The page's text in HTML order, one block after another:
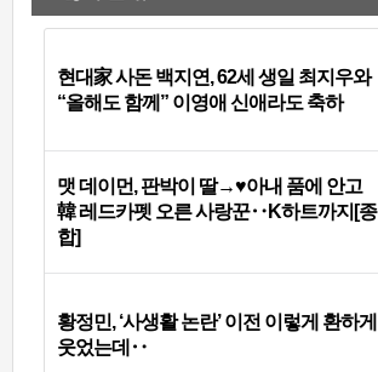
현대家 사돈 백지연, 62세 생일 최지우와
“올해도 함께” 이영애 신애라도 축하
맷 데이먼, 판박이 딸→♥아내 품에 안고
韓 레드카펫 오른 사랑꾼‥K하트까지[종
합]
황정민, ‘사생활 논란’ 이전 이렇게 환하게
웃었는데‥